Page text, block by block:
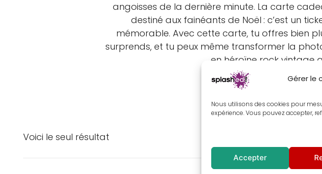
Gérer le
Nous utilisons des cookies pour
expérience. Vous pouvez accepter,
Accepter
angoisses de la dernière minute. La carte
destiné aux fainéants de Noël : c’est un
mémorable. Avec cette carte, tu offres bien
surprends, et tu peux même transformer la
en héroïne rock vintage
Voici le seul résultat